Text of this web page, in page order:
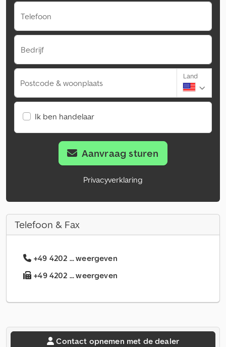
Telefoon
Bedrijf
Postcode & woonplaats
Land
Ik ben handelaar
Aanvraag sturen
Privacyverklaring
Telefoon & Fax
+49 4202 ... weergeven
+49 4202 ... weergeven
Contact opnemen met de dealer